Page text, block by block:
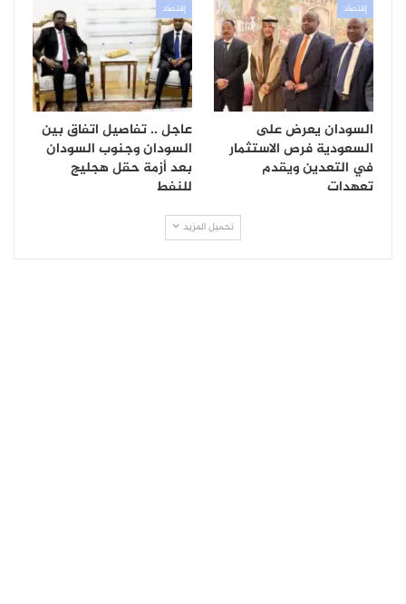
إقتصاد
السودان يعرض على
السعودية فرص الاستثمار
في التعدين ويقدم
تعهدات
إقتصاد
عاجل .. تفاصيل اتفاق بين
السودان وجنوب السودان
بعد أزمة حقل هجليج
للنفط
تحميل المزيد